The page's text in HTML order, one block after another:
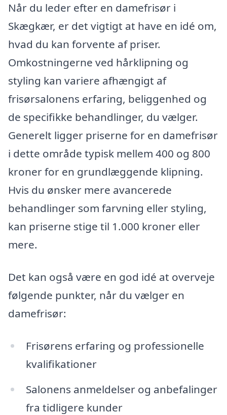
Når du leder efter en damefrisør i
Skægkær, er det vigtigt at have en idé om,
hvad du kan forvente af priser.
Omkostningerne ved hårklipning og
styling kan variere afhængigt af
frisørsalonens erfaring, beliggenhed og
de specifikke behandlinger, du vælger.
Generelt ligger priserne for en damefrisør
i dette område typisk mellem 400 og 800
kroner for en grundlæggende klipning.
Hvis du ønsker mere avancerede
behandlinger som farvning eller styling,
kan priserne stige til 1.000 kroner eller
mere.
Det kan også være en god idé at overveje
følgende punkter, når du vælger en
damefrisør:
Frisørens erfaring og professionelle
kvalifikationer
Salonens anmeldelser og anbefalinger
fra tidligere kunder